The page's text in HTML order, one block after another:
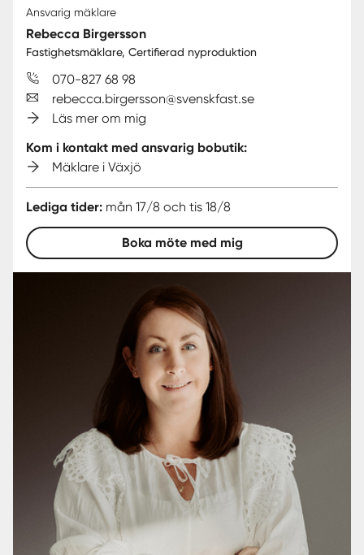
Ansvarig mäklare
Rebecca Birgersson
Fastighetsmäklare, Certifierad nyproduktion
070-827 68 98
rebecca.birgersson@svenskfast.se
Läs mer om mig
Kom i kontakt med ansvarig bobutik:
Mäklare i Växjö
Lediga tider: mån 17/8 och tis 18/8
Boka möte med mig